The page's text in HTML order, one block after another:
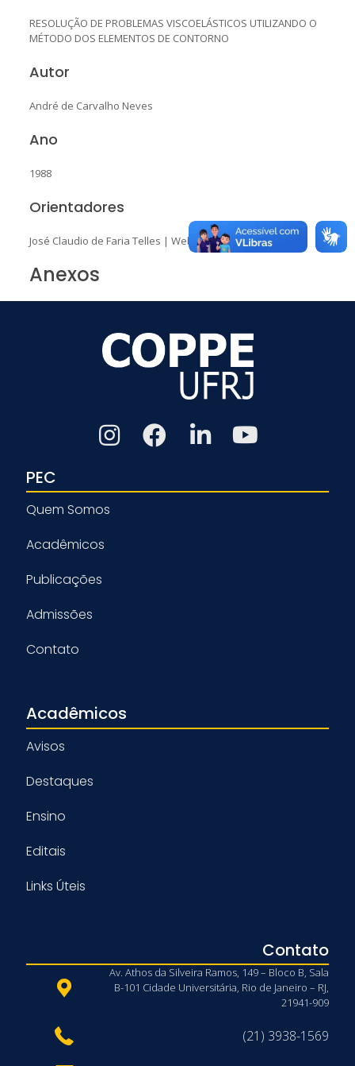
RESOLUÇÃO DE PROBLEMAS VISCOELÁSTICOS UTILIZANDO O
MÉTODO DOS ELEMENTOS DE CONTORNO
Autor
André de Carvalho Neves
Ano
1988
Orientadores
José Claudio de Faria Telles | Webe João Mansur
Anexos
PEC
Quem Somos
Acadêmicos
Publicações
Admissões
Contato
Acadêmicos
Avisos
Destaques
Ensino
Editais
Links Úteis
Contato
Av. Athos da Silveira Ramos, 149 – Bloco B, Sala
B-101 Cidade Universitária, Rio de Janeiro – RJ,
21941-909
(21) 3938-1569